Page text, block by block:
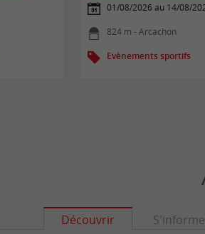
01/08/2026 au 14/08/
824 m - Arcachon
Evènements sportifs
Découvrir